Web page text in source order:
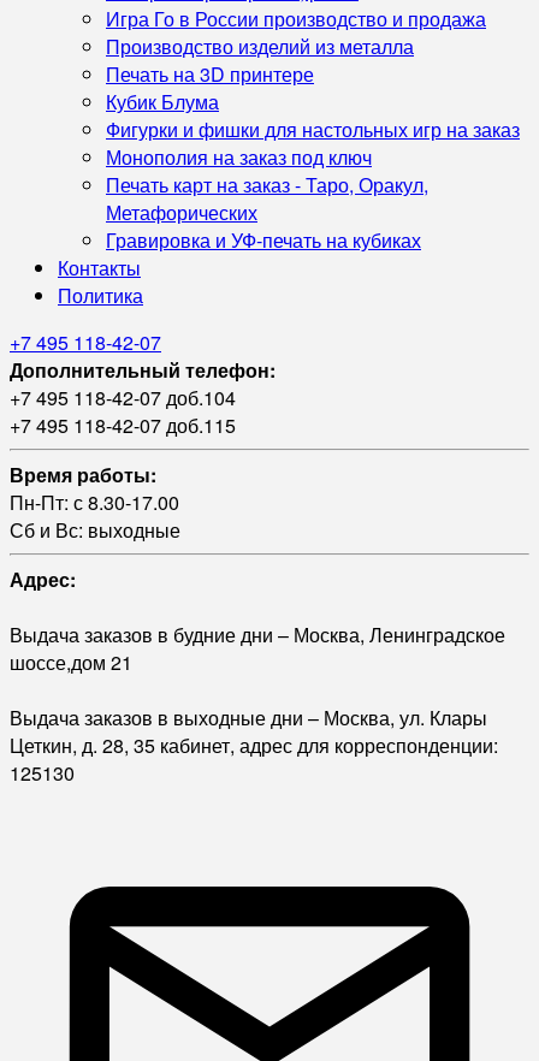
Игра Го в России производство и продажа
Производство изделий из металла
Печать на 3D принтере
Кубик Блума
Фигурки и фишки для настольных игр на заказ
Монополия на заказ под ключ
Печать карт на заказ - Таро, Оракул,
Метафорических
Гравировка и УФ‑печать на кубиках
Контакты
Политика
+7 495 118-42-07
Дополнительный телефон:
+7 495 118-42-07 доб.104
+7 495 118-42-07 доб.115
Время работы:
Пн-Пт: с 8.30-17.00
Сб и Вс: выходные
Адрес:
Выдача заказов в будние дни – Москва, Ленинградское
шоссе,дом 21
Выдача заказов в выходные дни – Москва, ул. Клары
Цеткин, д. 28, 35 кабинет, адрес для корреспонденции:
125130